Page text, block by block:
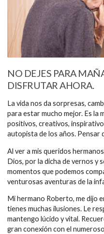
NO DEJES PARA
DISFRUTAR AHORA.
La vida nos da sorpresas,
para estar mucho mejor. Es la
positivos, creativos,
autopista de los años. Pensar
Al ver a mis queridos
Dios, por la dicha de vernos y
momentos que podemos
venturosas aventuras de la
Mi hermano Roberto, me dijo
tienes muchas ilusiones. Le
mantengo lúcido y vital.
gran conexión con el